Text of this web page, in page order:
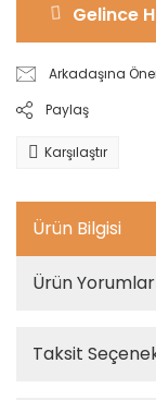
Gelince
Arkadaşına
Paylaş
Karşılaştır
Ürün Bilgisi
Ürün
Taksit